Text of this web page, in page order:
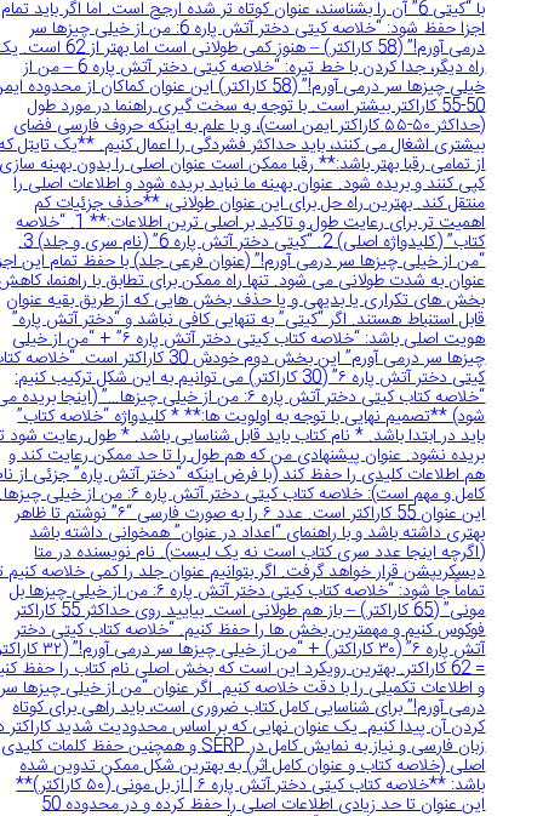
با “کیتی 6” آن را بشناسند، عنوان کوتاه تر شده ارجح است. اما اگر باید تمام
اجزا حفظ شود: “خلاصه کیتی دختر آتش پاره 6: من از خیلی چیزها سر
درمی آورم!” (58 کاراکتر) – هنوز کمی طولانی است اما بهتر از 62 است. یک
راه دیگر، جدا کردن با خط تیره: “خلاصه کیتی دختر آتش پاره 6 – من از
خیلی چیزها سر درمی آورم!” (58 کاراکتر) این عنوان کماکان از محدوده ایمن
50-55 کاراکتر بیشتر است. با توجه به سخت گیری راهنما در مورد طول
(حداکثر ۵۰-۵۵ کاراکتر ایمن است)، و با علم به اینکه حروف فارسی فضای
بیشتری اشغال می کنند، باید حداکثر فشردگی را اعمال کنیم. **یک تایتل که
از تمامی رقبا بهتر باشد:** رقبا ممکن است عنوان اصلی را بدون بهینه سازی
کپی کنند و بریده شود. عنوان بهینه ما نباید بریده شود و اطلاعات اصلی را
منتقل کند. بهترین راه حل برای این عنوان طولانی، **حذف جزئیات کم
اهمیت تر برای رعایت طول و تاکید بر اصلی ترین اطلاعات:** 1. “خلاصه
کتاب” (کلیدواژه اصلی) 2. “کیتی دختر آتش پاره 6” (نام سری و جلد) 3.
“من از خیلی چیزها سر درمی آورم!” (عنوان فرعی جلد) با حفظ تمام این اجزا،
عنوان به شدت طولانی می شود. تنها راه ممکن برای تطابق با راهنما، کاهش
بخش های تکراری یا بدیهی و یا حذف بخش هایی که از طریق بقیه عنوان
قابل استنباط هستند. اگر “کیتی” به تنهایی کافی نباشد و “دختر آتش پاره”
هویت اصلی باشد: “خلاصه کتاب کیتی دختر آتش پاره ۶” + “من از خیلی
چیزها سر درمی آورم” این بخش دوم خودش 30 کاراکتر است. “خلاصه کتاب
کیتی دختر آتش پاره ۶” (30 کاراکتر) می توانیم به این شکل ترکیب کنیم:
“خلاصه کتاب کیتی دختر آتش پاره ۶: من از خیلی چیزها…” (اینجا بریده می
شود) **تصمیم نهایی با توجه به اولویت ها:** * کلیدواژه “خلاصه کتاب”
باید در ابتدا باشد. * نام کتاب باید قابل شناسایی باشد. * طول رعایت شود تا
بریده نشود. عنوان پیشنهادی من که هم طول را تا حد ممکن رعایت کند و
هم اطلاعات کلیدی را حفظ کند (با فرض اینکه “دختر آتش پاره” جزئی از نام
کامل و مهم است): خلاصه کتاب کیتی دختر آتش پاره ۶: من از خیلی چیزها…
این عنوان 55 کاراکتر است. عدد ۶ را به صورت فارسی “۶” نوشتم تا ظاهر
بهتری داشته باشد و با راهنمای “اعداد در عنوان” همخوانی داشته باشد
(اگرچه اینجا عدد سری کتاب است نه یک لیست). نام نویسنده در متا
دیسکریپشن قرار خواهد گرفت. اگر بتوانیم عنوان جلد را کمی خلاصه کنیم تا
تماماً جا شود: “خلاصه کتاب کیتی دختر آتش پاره ۶: من از خیلی چیزها بل
مونی” (65 کاراکتر) – باز هم طولانی است. بیایید روی حداکثر 55 کاراکتر
فوکوس کنیم و مهمترین بخش ها را حفظ کنیم. “خلاصه کتاب کیتی دختر
آتش پاره ۶” (۳۰ کاراکتر) + “من از خیلی چیزها سر درمی آورم!” (۳۲ کاراکتر)
= 62 کاراکتر. بهترین رویکرد این است که بخش اصلی نام کتاب را حفظ کنیم
و اطلاعات تکمیلی را با دقت خلاصه کنیم. اگر عنوان “من از خیلی چیزها سر
درمی آورم!” برای شناسایی کامل کتاب ضروری است، باید راهی برای کوتاه
کردن آن پیدا کنیم. یک عنوان نهایی که بر اساس محدودیت شدید کاراکتر در
زبان فارسی و نیاز به نمایش کامل در SERP و همچنین حفظ کلمات کلیدی
اصلی (خلاصه کتاب و عنوان کامل اثر) به بهترین شکل ممکن تدوین شده
باشد: **خلاصه کتاب کیتی دختر آتش پاره ۶ | از بل مونی (۵۰ کاراکتر)**
این عنوان تا حد زیادی اطلاعات اصلی را حفظ کرده و در محدوده 50